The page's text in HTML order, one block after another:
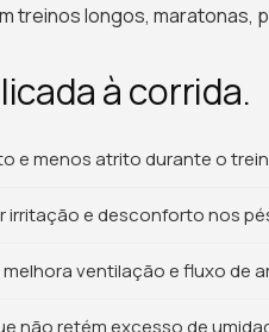
treinos longos, maratonas,
à corrida.
e menos atrito durante o
irritação e desconforto nos
melhora ventilação e fluxo de
não retém excesso de